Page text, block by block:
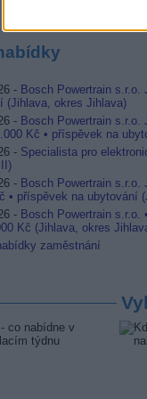
- Bosch Powertrain s.r.o.
(Jihlava, okres Jihlava)
- Bosch Powertrain s.r.o.
Kč • příspěvek na
- Specialista pro
- Bosch Powertrain s.r.o.
• příspěvek na ubytování
- Bosch Powertrain s.r.o.
Kč (Jihlava, okres
zaměstnání